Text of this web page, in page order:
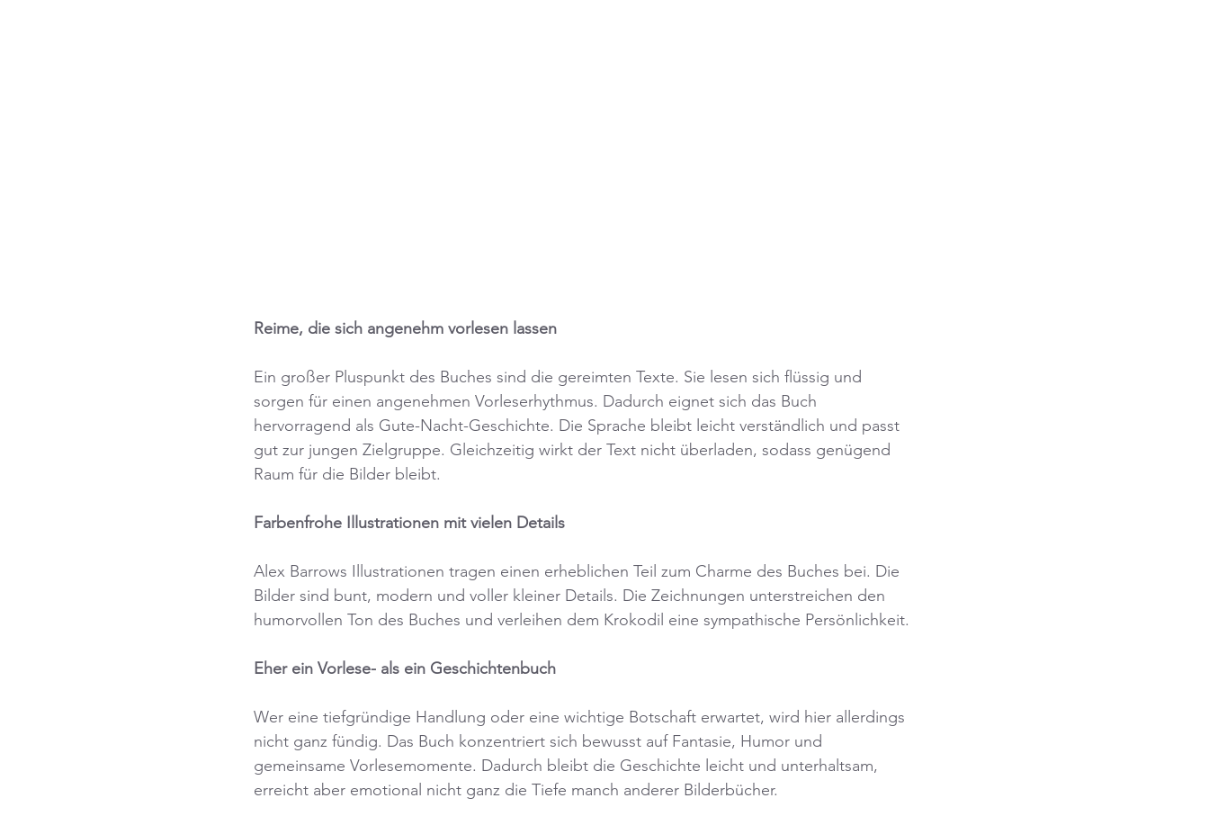
Reime, die sich angenehm vorlesen lassen
Ein großer Pluspunkt des Buches sind die gereimten Texte. Sie lesen sich flüssig und
sorgen für einen angenehmen Vorleserhythmus. Dadurch eignet sich das Buch
hervorragend als Gute-Nacht-Geschichte. Die Sprache bleibt leicht verständlich und passt
gut zur jungen Zielgruppe. Gleichzeitig wirkt der Text nicht überladen, sodass genügend
Raum für die Bilder bleibt.
Farbenfrohe Illustrationen mit vielen Details
Alex Barrows Illustrationen tragen einen erheblichen Teil zum Charme des Buches bei. Die
Bilder sind bunt, modern und voller kleiner Details. Die Zeichnungen unterstreichen den
humorvollen Ton des Buches und verleihen dem Krokodil eine sympathische Persönlichkeit.
Eher ein Vorlese- als ein Geschichtenbuch
Wer eine tiefgründige Handlung oder eine wichtige Botschaft erwartet, wird hier allerdings
nicht ganz fündig. Das Buch konzentriert sich bewusst auf Fantasie, Humor und
gemeinsame Vorlesemomente. Dadurch bleibt die Geschichte leicht und unterhaltsam,
erreicht aber emotional nicht ganz die Tiefe manch anderer Bilderbücher.